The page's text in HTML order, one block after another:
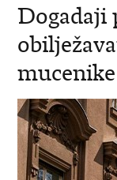
Dogadaji